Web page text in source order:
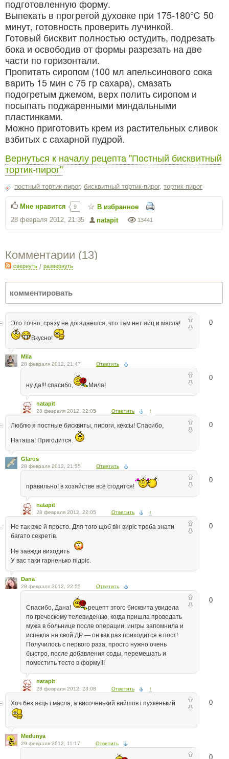
подготовленную форму.
Выпекать в прогретой духовке при 175-180℃ 50
минут, готовность проверить лучинкой.
Готовый бисквит полностью остудить, подрезать
бока и освободив от формы разрезать на две
части по горизонтали.
Пропитать сиропом (100 мл апельсинового сока
варить 15 мин с 75 гр сахара), смазать
подогретым джемом, верх полить сиропом и
посыпать поджаренными миндальными
пластинками.
Можно приготовить крем из растительных сливок
взбитых с сахарной пудрой.
Вернуться к началу рецепта "Постный бисквитный
тортик-пирог"
постный тортик-пирог, бисквитный тортик-пирог, тортик-пирог
13441
natapit
28 февраля 2012, 21:35
Мне нравится 9 В избранное
Комментарии (13)
свернуть / развернуть
0
Это точно, сразу не догадаешся, что там нет яиц и масла!
Вкусно!
Mila
28 февраля 2012, 21:47 Ответить
0
ну да!!! спасибо, Мила!
natapit
28 февраля 2012, 22:05 Ответить ↑
0
Люблю я постные бисквиты, пироги, кексы! Спасибо,
Наташа! Пригодится.
Glaros
28 февраля 2012, 21:55 Ответить
0
правильно! в хозяйстве всё сгодится!
natapit
28 февраля 2012, 22:05 Ответить ↑
0
Не так вже й просто. Для того щоб він виріс треба знати
багато секретів.
Не завжди виходить
У вас таки гарненько підріс.
Dana
28 февраля 2012, 22:55 Ответить
0
Спасибо, Дана!
рецепт этого бисквита увидела
по греческому телевиденью, когда пришла проведать
мужа в больнице после операции, ингры запомнила и
испекла на свой ДР — он как раз приходится в пост!
Получилось с первого раза, просто нужно очень
быстро, после добавления соды, перемешать и
поместить тесто в форму!!!
natapit
28 февраля 2012, 23:08 Ответить ↑
0
Хоч без яєць і масла, а височенький вийшов і пухкенький
Medunya
29 февраля 2012, 11:17 Ответить
0